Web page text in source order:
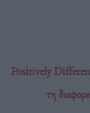
Positively
τη